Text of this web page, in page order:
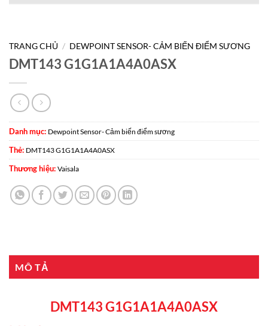
TRANG CHỦ / DEWPOINT SENSOR- CẢM BIẾN ĐIỂM SƯƠNG
DMT143 G1G1A1A4A0ASX
Danh mục: Dewpoint Sensor- Cảm biến điểm sương
Thẻ: DMT143 G1G1A1A4A0ASX
Thương hiệu: Vaisala
MÔ TẢ
DMT143 G1G1A1A4A0ASX